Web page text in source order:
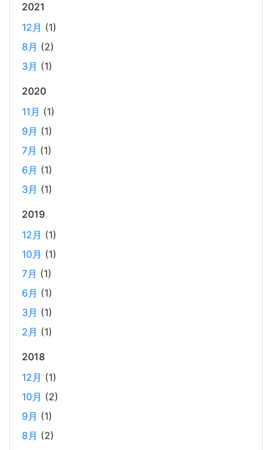
についてご紹介します。 Slackでは、業務で決めたことや会
議の開始前にリマインダーを設定しておくと、とても便利
です。 忙しいと、いくらスケジュールを頭に入れていて
この機能が非常に役立つと思います。
Laravelを使って簡単にReactを開発できる環境を作
成する
2025-03-18
はPython（Django）＋React（TypeScript）で挫折した
が、今回は得意なPHP（Laravel）をバックエンドにするこ
とで、Reactの学習に集中できる環境を整える。 また、低
コストで構築し、トラブル時の原因特定を容易にすること
を目的としています。
ホーリンラブブックスのリニューアルした時の話
2025-03-17
弊社が運営しているECショップにBL専門サイトのホーリン
ラブブックスがあります。
2024年のTORICOの社内勉強会の内容
2021
12月 (1)
8月 (2)
3月 (1)
2020
11月 (1)
9月 (1)
7月 (1)
6月 (1)
3月 (1)
2019
12月 (1)
10月 (1)
7月 (1)
6月 (1)
3月 (1)
2月 (1)
2018
12月 (1)
10月 (2)
9月 (1)
8月 (2)